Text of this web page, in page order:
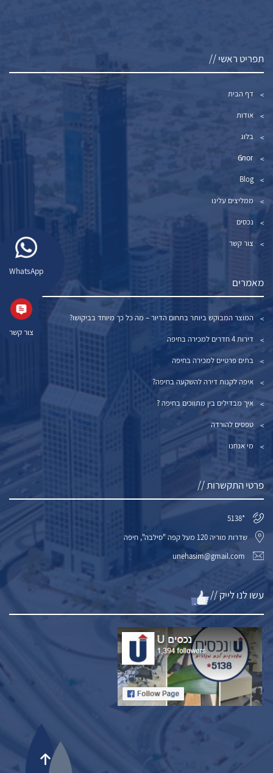
WhatsApp
צור קשר
תפריט ראשי //
דף הבית
אודות
בלוג
блог
Blog
ממליצים עלינו
נכסים
צור קשר
מאמרים
המוצר המבוקש ביותר בתחום הדיור – מה כל כך מיוחד בביקושו?
דירות 4 חדרים למכירה בחיפה
בתים פרטיים למכירה בחיפה
איפה לקנות דירה להשקעה בחיפה?
איך מבדילים בין מתווכים בחיפה ?
טפסים להורדה
מי אנחנו
פרטי התקשרות //
*5138
שדרות מוריה 120 מעל קפה "סילבה", חיפה
unehasim@gmail.com
עשו לנו לייק //